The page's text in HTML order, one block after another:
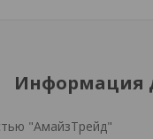
Информация
"АмайзТрейд"